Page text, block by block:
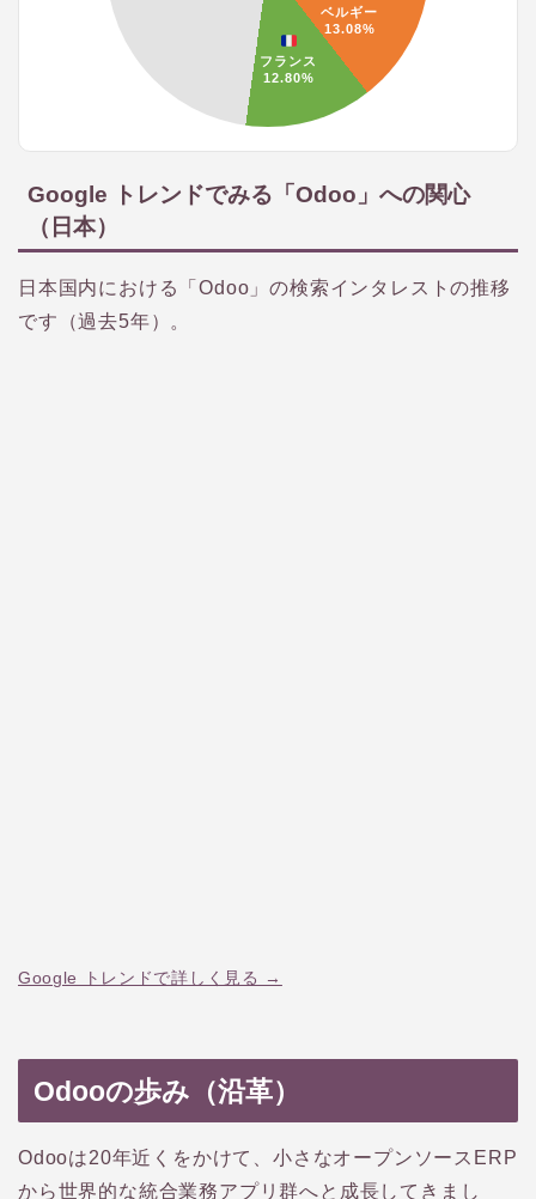
ベルギー
13.08%
フランス
12.80%
Google トレンドでみる「Odoo」への関心
（日本）
日本国内における「Odoo」の検索インタレストの推移
です（過去5年）。
Google トレンドで詳しく見る →
Odooの歩み（沿革）
Odooは20年近くをかけて、小さなオープンソースERP
から世界的な統合業務アプリ群へと成長してきまし